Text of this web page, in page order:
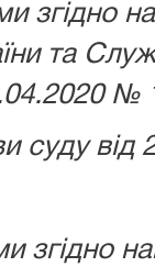
згідно
та
№
суду
згідно